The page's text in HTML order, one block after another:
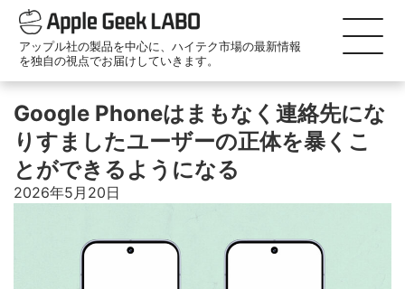
アップル社の製品を中心に、ハイテク市場の最新情報
を独自の視点でお届けしていきます。
Google Phoneはまもなく連絡先にな
りすましたユーザーの正体を暴くこ
とができるようになる
2026年5月20日